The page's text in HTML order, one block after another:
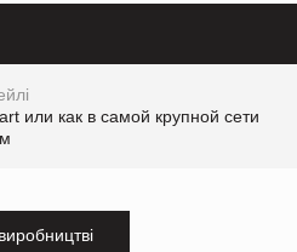
или как в самой крупной сети